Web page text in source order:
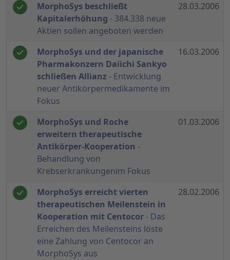
MorphoSys beschließt
Kapitalerhöhung - 384.338 neue
Aktien sollen angeboten werden
28.03.2006
MorphoSys und der japanische
Pharmakonzern Daiichi Sankyo
schließen Allianz - Entwicklung
neuer Antikörpermedikamente im
Fokus
16.03.2006
MorphoSys und Roche
erweitern therapeutische
Antikörper-Kooperation -
Behandlung von
Krebserkrankungenim Fokus
01.03.2006
MorphoSys erreicht vierten
therapeutischen Meilenstein in
Kooperation mit Centocor- Das
Erreichen des Meilensteins löste
eine Zahlung von Centocor an
MorphoSys aus
28.02.2006